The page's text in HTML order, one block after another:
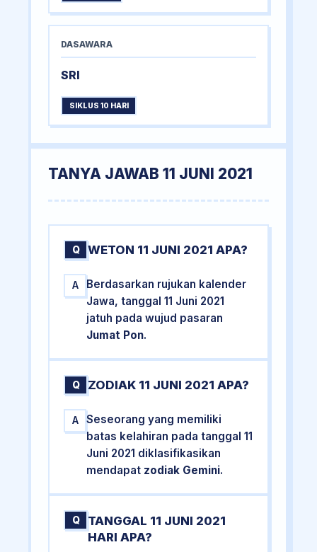
DASAWARA
SRI
SIKLUS 10 HARI
TANYA JAWAB 11 JUNI 2021
Q WETON 11 JUNI 2021 APA?
A
Berdasarkan rujukan kalender
Jawa, tanggal 11 Juni 2021
jatuh pada wujud pasaran
Jumat Pon.
Q ZODIAK 11 JUNI 2021 APA?
A
Seseorang yang memiliki
batas kelahiran pada tanggal 11
Juni 2021 diklasifikasikan
mendapat zodiak Gemini.
Q
TANGGAL 11 JUNI 2021
HARI APA?